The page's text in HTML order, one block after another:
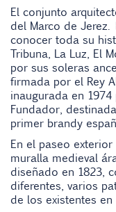
El conjunto
del Marco de
conocer toda su
Tribuna, La Luz, El
por sus soleras
firmada por el Rey
inaugurada en
Fundador,
primer brandy
En el paseo
muralla medieval
diseñado en 1823,
diferentes, varios
de los existentes